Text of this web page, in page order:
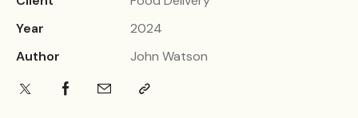
Year
2024
Author
John Watson